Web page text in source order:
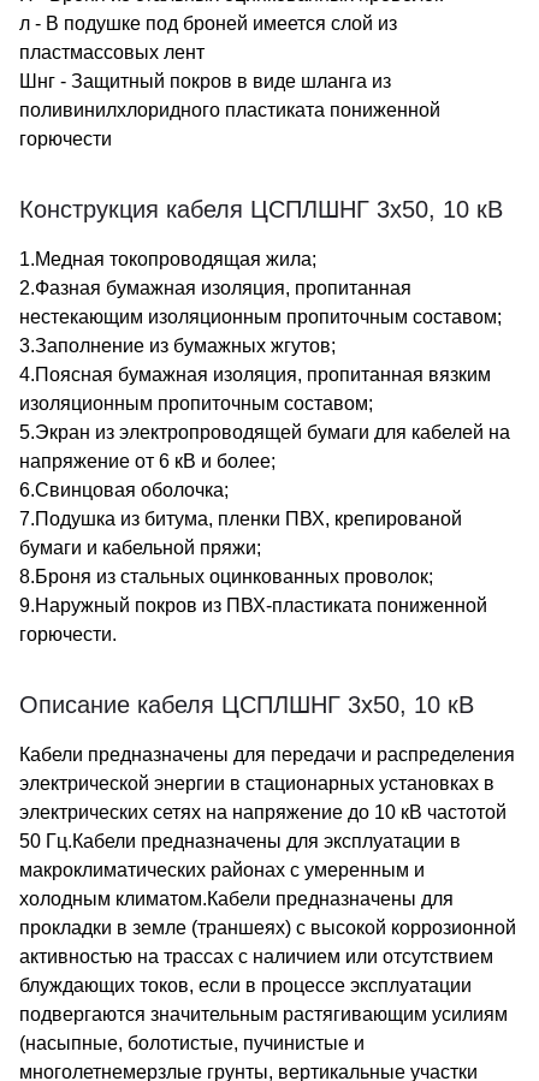
л - В подушке под броней имеется слой из
пластмассовых лент
Шнг - Защитный покров в виде шланга из
поливинилхлоридного пластиката пониженной
горючести
Конструкция кабеля ЦСПЛШНГ 3х50, 10 кВ
1.Медная токопроводящая жила;
2.Фазная бумажная изоляция, пропитанная
нестекающим изоляционным пропиточным составом;
3.Заполнение из бумажных жгутов;
4.Поясная бумажная изоляция, пропитанная вязким
изоляционным пропиточным составом;
5.Экран из электропроводящей бумаги для кабелей на
напряжение от 6 кВ и более;
6.Свинцовая оболочка;
7.Подушка из битума, пленки ПВХ, крепированой
бумаги и кабельной пряжи;
8.Броня из стальных оцинкованных проволок;
9.Наружный покров из ПВХ-пластиката пониженной
горючести.
Описание кабеля ЦСПЛШНГ 3х50, 10 кВ
Кабели предназначены для передачи и распределения
электрической энергии в стационарных установках в
электрических сетях на напряжение до 10 кВ частотой
50 Гц.Кабели предназначены для эксплуатации в
макроклиматических районах с умеренным и
холодным климатом.Кабели предназначены для
прокладки в земле (траншеях) с высокой коррозионной
активностью на трассах с наличием или отсутствием
блуждающих токов, если в процессе эксплуатации
подвергаются значительным растягивающим усилиям
(насыпные, болотистые, пучинистые и
многолетнемерзлые грунты, вертикальные участки